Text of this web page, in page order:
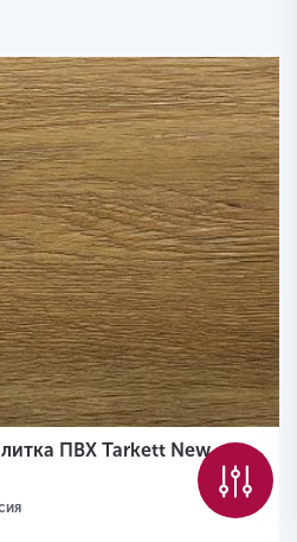
ПВХ Tarkett New